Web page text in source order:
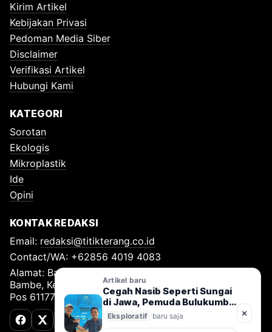
Kirim Artikel
Kebijakan Privasi
Pedoman Media Siber
Disclaimer
Verifikasi Artikel
Hubungi Kami
KATEGORI
Sorotan
Ekologis
Mikroplastik
Ide
Opini
KONTAK REDAKSI
Email: redaksi@titikterang.co.id
Contact/WA: +62856 4019 4083
Alamat: Bambe Nomor 115, RT 009 RW 009, Desa
Bambe, Kecamatan Driyorejo, Kabupaten Gresik, Kode
Pos 61177
FacebookX (Twitter)
TikTok
Artikel baru
Cegah Nasib Seperti Sungai
di Jawa, Pemuda Bulukumba
Diminta Ambil Peran Jaga
Balantieng
Eksploratif baru saja ✕